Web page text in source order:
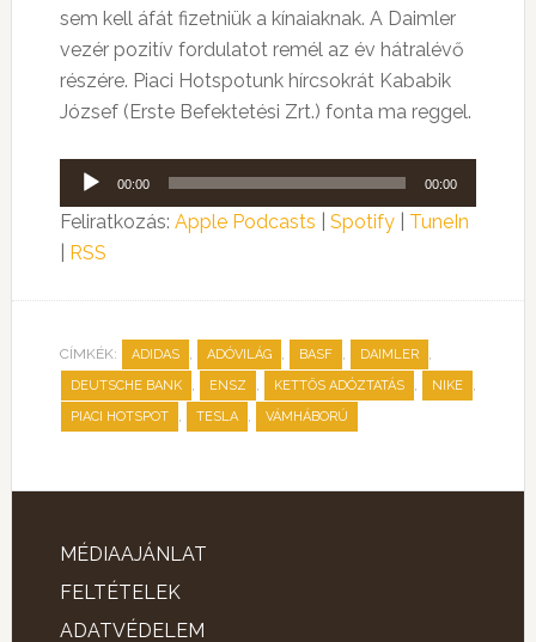
sem kell áfát fizetniük a kínaiaknak. A Daimler
vezér pozitív fordulatot remél az év hátralévő
részére. Piaci Hotspotunk hírcsokrát Kababik
József (Erste Befektetési Zrt.) fonta ma reggel.
Audió
lejátszó
00:00 00:00
Feliratkozás: Apple Podcasts Spotify| TuneIn
RSS
CÍMKÉK: ADIDAS , ADÓVILÁG , BASF , DAIMLER ,
DEUTSCHE BANK , ENSZ , KETTŐS ADÓZTATÁS , NIKE ,
PIACI HOTSPOT , TESLA , VÁMHÁBORÚ
MÉDIAAJÁNLAT
FELTÉTELEK
ADATVÉDELEM